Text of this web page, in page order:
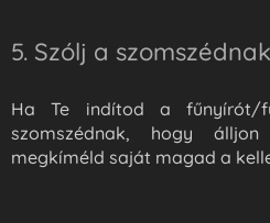
5. Szólj a
Ha Te indítod a fűnyírót/
szomszédnak, hogy
megkíméld saját magad a